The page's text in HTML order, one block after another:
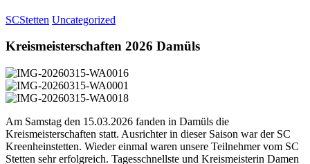
SCStetten Uncategorized
Kreismeisterschaften 2026 Damüls
Am Samstag den 15.03.2026 fanden in Damüls die
Kreismeisterschaften statt. Ausrichter in dieser Saison war der SC
Kreenheinstetten. Wieder einmal waren unsere Teilnehmer vom SC
Stetten sehr erfolgreich. Tagesschnellste und Kreismeisterin Damen